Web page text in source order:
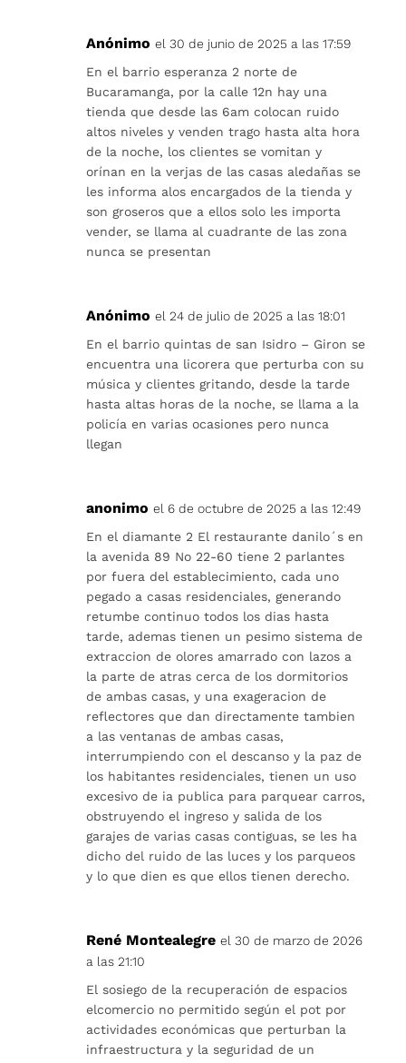
Anónimo el 30 de junio de 2025 a las 17:59
En el barrio esperanza 2 norte de
Bucaramanga, por la calle 12n hay una
tienda que desde las 6am colocan ruido
altos niveles y venden trago hasta alta hora
de la noche, los clientes se vomitan y
orínan en la verjas de las casas aledañas se
les informa alos encargados de la tienda y
son groseros que a ellos solo les importa
vender, se llama al cuadrante de las zona
nunca se presentan
Anónimo el 24 de julio de 2025 a las 18:01
En el barrio quintas de san Isidro – Giron se
encuentra una licorera que perturba con su
música y clientes gritando, desde la tarde
hasta altas horas de la noche, se llama a la
policía en varias ocasiones pero nunca
llegan
anonimo el 6 de octubre de 2025 a las 12:49
En el diamante 2 El restaurante danilo´s en
la avenida 89 No 22-60 tiene 2 parlantes
por fuera del establecimiento, cada uno
pegado a casas residenciales, generando
retumbe continuo todos los dias hasta
tarde, ademas tienen un pesimo sistema de
extraccion de olores amarrado con lazos a
la parte de atras cerca de los dormitorios
de ambas casas, y una exageracion de
reflectores que dan directamente tambien
a las ventanas de ambas casas,
interrumpiendo con el descanso y la paz de
los habitantes residenciales, tienen un uso
excesivo de ia publica para parquear carros,
obstruyendo el ingreso y salida de los
garajes de varias casas contiguas, se les ha
dicho del ruido de las luces y los parqueos
y lo que dien es que ellos tienen derecho.
René Montealegre el 30 de marzo de 2026
a las 21:10
El sosiego de la recuperación de espacios
elcomercio no permitido según el pot por
actividades económicas que perturban la
infraestructura y la seguridad de un